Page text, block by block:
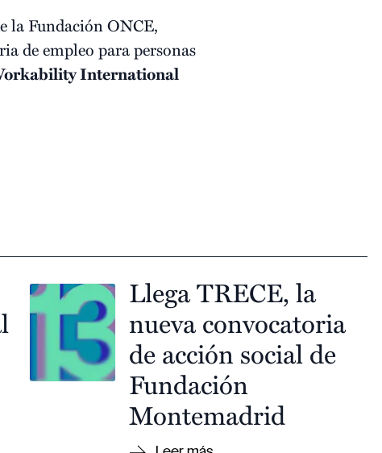
la Fundación ONCE,
de empleo para personas
International
Llega TRECE, la
nueva convocatoria
de acción social de
Fundación
Montemadrid